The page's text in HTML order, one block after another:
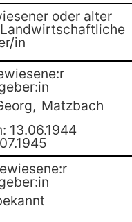
oder alter
in
Matzbach
13.06.1944